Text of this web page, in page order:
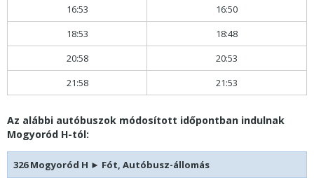
16:53
16:50
18:53
18:48
20:58
20:53
21:58
21:53
Az alábbi autóbuszok módosított időpontban indulnak
Mogyoród H-tól:
326 Mogyoród H ► Fót, Autóbusz-állomás